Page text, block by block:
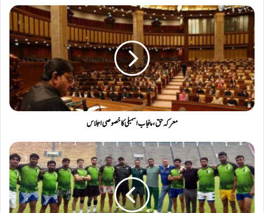
معرکہ حق ،پنجاب اسمبلی کا خصوصی اجلاس